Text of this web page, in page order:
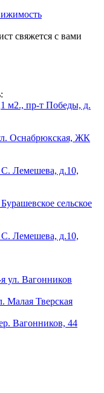
свяжется с вами
м2., пр-т Победы, д.
Оснабрюкская, ЖК
Лемешева, д.10,
сельское
Лемешева, д.10,
ул. Вагонников
Малая Тверская
Вагонников, 44